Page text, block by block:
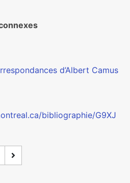
d’Albert Camus
bibliographie/G9XJ